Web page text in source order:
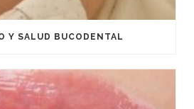
Y SALUD BUCODENTAL